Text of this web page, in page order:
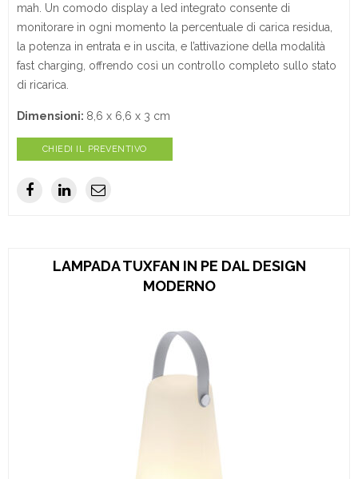
mah. Un comodo display a led integrato consente di
monitorare in ogni momento la percentuale di carica residua,
la potenza in entrata e in uscita, e l’attivazione della modalità
fast charging, offrendo così un controllo completo sullo stato
di ricarica.
Dimensioni: 8,6 x 6,6 x 3 cm
CHIEDI IL PREVENTIVO
LAMPADA TUXFAN IN PE DAL DESIGN
MODERNO